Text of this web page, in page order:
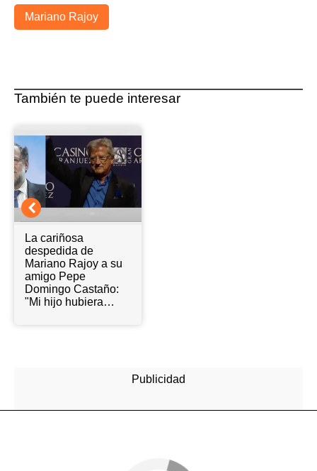
Mariano Rajoy
También te puede interesar
La cariñosa
despedida de
Mariano Rajoy a su
amigo Pepe
Domingo Castaño:
"Mi hijo hubiera